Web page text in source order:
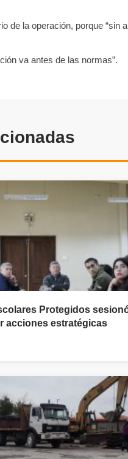
de la operación, porque “sin
va antes de las normas”.
Protegidos
acciones estratégicas